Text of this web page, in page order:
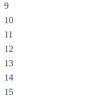
9
10
11
12
13
14
15